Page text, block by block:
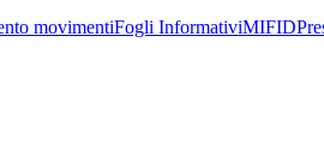
movimentiFogli InformativiMIFID